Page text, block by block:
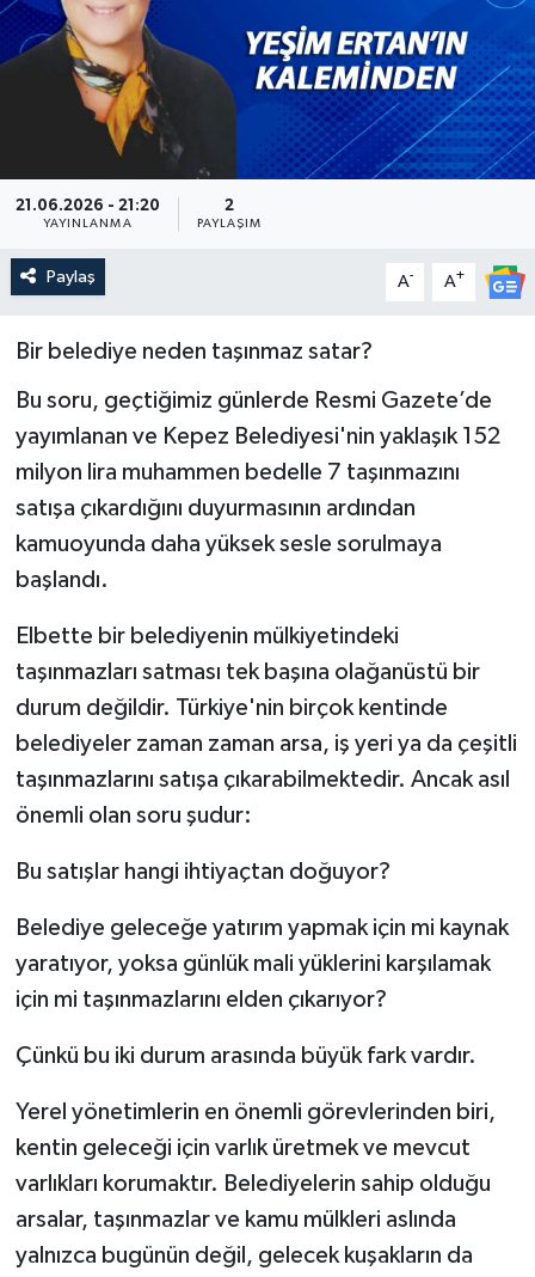
21.06.2026 - 21:20
YAYINLANMA
2
PAYLAŞIM
Paylaş A- A+
Bir belediye neden taşınmaz satar?
Bu soru, geçtiğimiz günlerde Resmi Gazete’de
yayımlanan ve Kepez Belediyesi'nin yaklaşık 152
milyon lira muhammen bedelle 7 taşınmazını
satışa çıkardığını duyurmasının ardından
kamuoyunda daha yüksek sesle sorulmaya
başlandı.
Elbette bir belediyenin mülkiyetindeki
taşınmazları satması tek başına olağanüstü bir
durum değildir. Türkiye'nin birçok kentinde
belediyeler zaman zaman arsa, iş yeri ya da çeşitli
taşınmazlarını satışa çıkarabilmektedir. Ancak asıl
önemli olan soru şudur:
Bu satışlar hangi ihtiyaçtan doğuyor?
Belediye geleceğe yatırım yapmak için mi kaynak
yaratıyor, yoksa günlük mali yüklerini karşılamak
için mi taşınmazlarını elden çıkarıyor?
Çünkü bu iki durum arasında büyük fark vardır.
Yerel yönetimlerin en önemli görevlerinden biri,
kentin geleceği için varlık üretmek ve mevcut
varlıkları korumaktır. Belediyelerin sahip olduğu
arsalar, taşınmazlar ve kamu mülkleri aslında
yalnızca bugünün değil, gelecek kuşakların da
Güncel
Kültür & Sanat
Resmi İlan
Sağlık & Yaşam
Siyaset
Spor